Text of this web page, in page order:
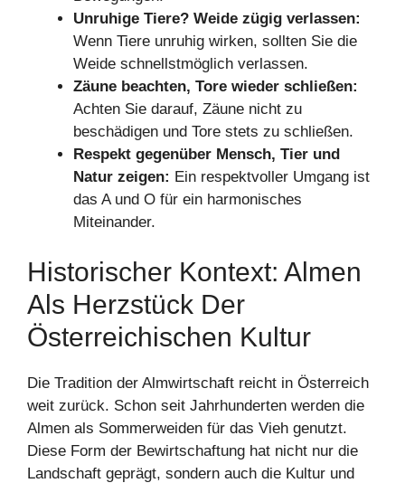
Unruhige Tiere? Weide zügig verlassen:
Wenn Tiere unruhig wirken, sollten Sie die
Weide schnellstmöglich verlassen.
Zäune beachten, Tore wieder schließen:
Achten Sie darauf, Zäune nicht zu
beschädigen und Tore stets zu schließen.
Respekt gegenüber Mensch, Tier und
Natur zeigen: Ein respektvoller Umgang ist
das A und O für ein harmonisches
Miteinander.
Historischer Kontext: Almen
Als Herzstück Der
Österreichischen Kultur
Die Tradition der Almwirtschaft reicht in Österreich
weit zurück. Schon seit Jahrhunderten werden die
Almen als Sommerweiden für das Vieh genutzt.
Diese Form der Bewirtschaftung hat nicht nur die
Landschaft geprägt, sondern auch die Kultur und